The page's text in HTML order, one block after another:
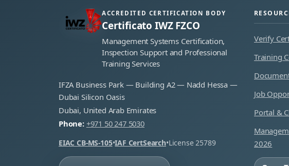
ACCREDITED CERTIFICATION BODY
Certificato IWZ FZCO
Management Systems Certification,
Inspection Support and Professional
Training Services
IFZA Business Park — Building A2 — Nadd Hessa —
Dubai Silicon Oasis
Dubai, United Arab Emirates
Phone: +971 50 247 5030
EIAC CB-MS-105•IAF CertSearch•License 25789
Verify
Training
Job
Portal &
2026